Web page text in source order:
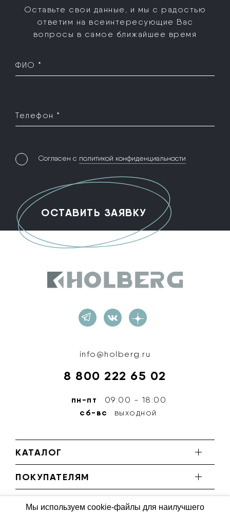
Оставьте свои данные, и мы с радостью
ответим на все интересующие Вас
вопросы в самое ближайшее время
ФИО *
Телефон *
Согласен с политикой конфиденциальности
info@holberg.ru
8 800 222 65 02
пн-пт 09:00 - 18:00
сб-вс выходной
КАТАЛОГ
ПОКУПАТЕЛЯМ
Мы используем cookie-файлы для наилучшего